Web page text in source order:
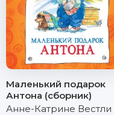
Маленький подарок
Антона (сборник)
Анне-Катрине Вестли